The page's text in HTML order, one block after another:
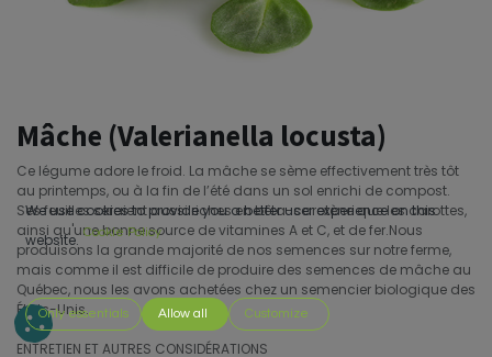
Mâche (Valerianella locusta)
Ce légume adore le froid. La mâche se sème effectivement très tôt
au printemps, ou à la fin de l’été dans un sol enrichi de compost.
Ses feuilles seraient aussi riches en bêta-carotène que les carottes,
ainsi qu'une bonne source de vitamines A et C, et de fer.Nous
produisons la grande majorité de nos semences sur notre ferme,
mais comme il est difficile de produire des semences de mâche au
Québec, nous les avons achetées chez un semencier biologique des
États-Unis.
ENTRETIEN ET AUTRES CONSIDÉRATIONS
We use cookies to provide you a better user experience on this
website. Cookie Policy
Only essentials Allow all Customize